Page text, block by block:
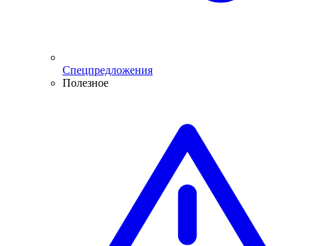
Спецпредложения
Полезное